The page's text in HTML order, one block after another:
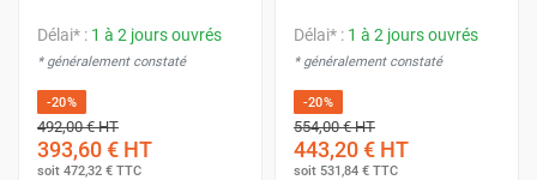
Délai* : 1 à 2 jours ouvrés
* généralement constaté
-20%
492,00 €HT
393,60 € HT
soit 472,32 € TTC
Délai* : 1 à 2 jours ouvrés
* généralement constaté
-20%
554,00 €HT
443,20 € HT
soit 531,84 € TTC